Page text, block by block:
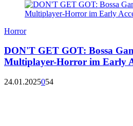
Horror
DON'T GET GOT: Bossa
Multiplayer-Horror im Early
24.01.2025054